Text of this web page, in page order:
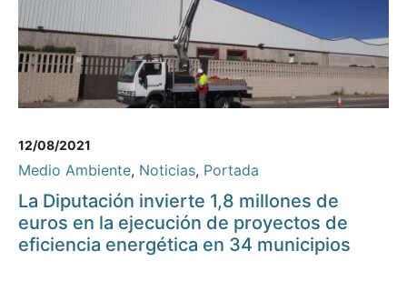
12/08/2021
Medio Ambiente, Noticias, Portada
La Diputación invierte 1,8 millones de
euros en la ejecución de proyectos de
eficiencia energética en 34 municipios